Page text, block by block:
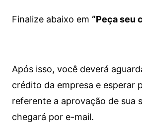
Finalize abaixo em “Peça seu
Após isso, você deverá
crédito da empresa e esperar
referente a aprovação de sua
chegará por e-mail.